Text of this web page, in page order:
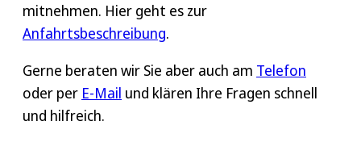
mitnehmen. Hier geht es zur
Anfahrtsbeschreibung.
Gerne beraten wir Sie aber auch am Telefon
oder per E-Mail und klären Ihre Fragen schnell
und hilfreich.